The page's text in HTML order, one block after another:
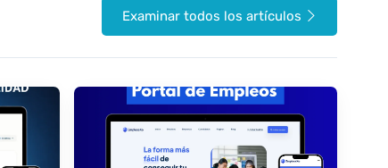
Examinar todos los artículos